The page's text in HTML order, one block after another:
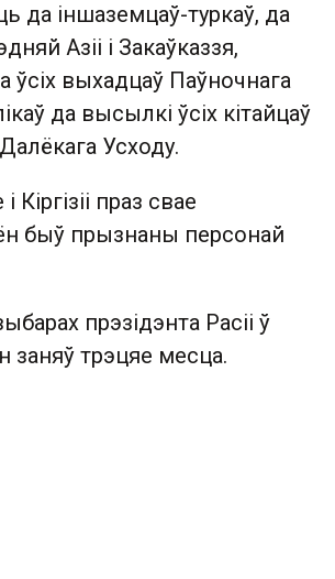
да іншаземцаў-туркаў, да
Азіі і Закаўказзя,
ўсіх выхадцаў Паўночнага
да высылкі ўсіх кітайцаў
Усходу.
Кіргізіі праз свае
быў прызнаны персонай
прэзідэнта Расіі ў
заняў трэцяе месца.